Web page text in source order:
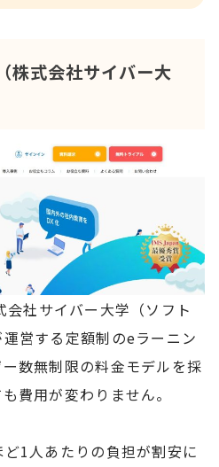
式会社サイバー大
社サイバー大学（ソフト
営する定額制のeラーニン
数無制限の料金モデルを採
費用が変わりません。
1人あたりの負担が割安に